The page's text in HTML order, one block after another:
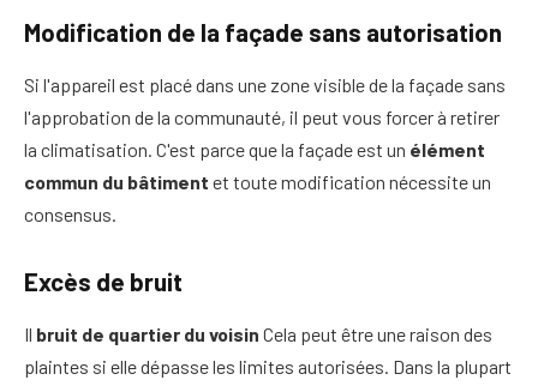
Modification de la façade sans autorisation
Si l'appareil est placé dans une zone visible de la façade sans
l'approbation de la communauté, il peut vous forcer à retirer
la climatisation. C'est parce que la façade est un élément
commun du bâtiment et toute modification nécessite un
consensus.
Excès de bruit
Il bruit de quartier du voisin Cela peut être une raison des
plaintes si elle dépasse les limites autorisées. Dans la plupart